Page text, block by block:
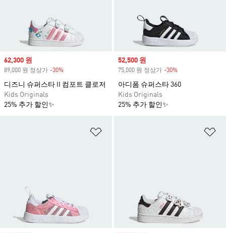
Sale price
62,300 원
89,000 원 정상가 -30%
디즈니 슈퍼스타 II 컴포트 클로저
Kids Originals
25% 추가 할인✨
Sale price
52,500 원
75,000 원 정상가 -30%
아디폼 슈퍼스타 360
Kids Originals
25% 추가 할인✨